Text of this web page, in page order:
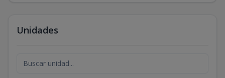
Unidades